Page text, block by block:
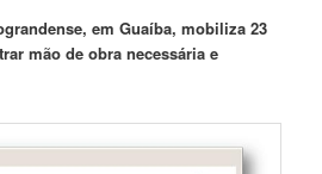
em Guaíba, mobiliza 23
mão de obra necessária e